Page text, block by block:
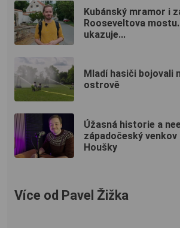
Kubánský mramor i
Rooseveltova
ukazuje...
Mladí hasiči bojovali
ostrově
Úžasná historie a
západočeský
Houšky
Více od Pavel Žižka